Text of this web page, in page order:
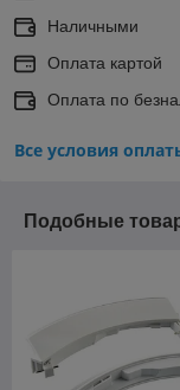
Наличными
Оплата картой
Оплата по
Все условия
Подобные